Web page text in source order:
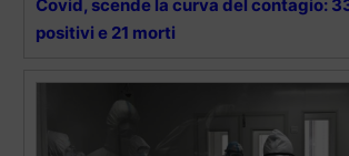
Covid, scende la curva del contagio:
positivi e 21 morti